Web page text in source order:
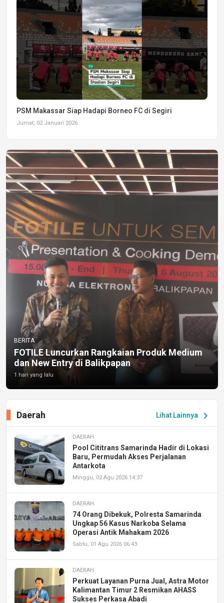
PSM Makassar Siap Hadapi Borneo FC di Segiri
Jumat, 02 Januari 2026
BERITA
FOTILE Luncurkan Rangkaian Produk Medium
dan New Entry di Balikpapan
1 hari yang lalu
Lihat Lainnya chevron_right
Daerah
DAERAH
Pool Cititrans Samarinda Hadir di Lokasi
Baru, Permudah Akses Perjalanan
Antarkota
Minggu, 02 Agu 2026 14:37
DAERAH
74 Orang Dibekuk, Polresta Samarinda
Ungkap 56 Kasus Narkoba Selama
Operasi Antik Mahakam 2026
Sabtu, 01 Agu 2026 06:43
DAERAH
Perkuat Layanan Purna Jual, Astra Motor
Kalimantan Timur 2 Resmikan AHASS
Sukses Perkasa Abadi